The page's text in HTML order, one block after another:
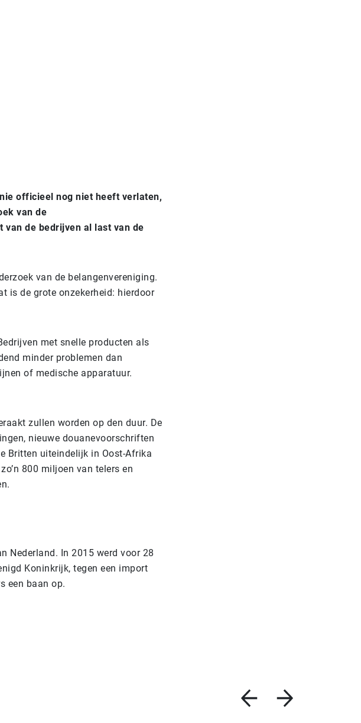
officieel nog niet heeft verlaten,
van de
van de bedrijven al last van de
van de belangenvereniging.
is de grote onzekerheid: hierdoor
met snelle producten als
minder problemen dan
of medische apparatuur.
zullen worden op den duur. De
nieuwe douanevoorschriften
Britten uiteindelijk in Oost-Afrika
800 miljoen van telers en
Nederland. In 2015 werd voor 28
Koninkrijk, tegen een import
een baan op.